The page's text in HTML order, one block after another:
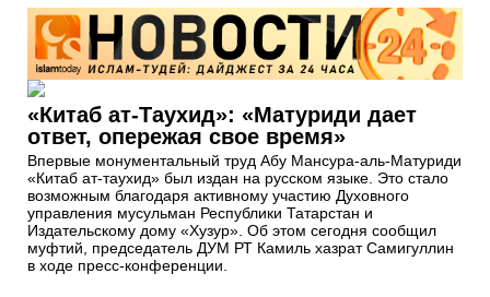
«Китаб ат-Таухид»: «Матуриди дает
ответ, опережая свое время»
Впервые монументальный труд Абу Мансура-аль-Матуриди
«Китаб ат-таухид» был издан на русском языке. Это стало
возможным благодаря активному участию Духовного
управления мусульман Республики Татарстан и
Издательскому дому «Хузур». Об этом сегодня сообщил
муфтий, председатель ДУМ РТ Камиль хазрат Самигуллин
в ходе пресс-конференции.